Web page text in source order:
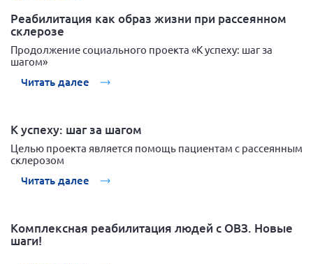
Реабилитация как образ жизни при рассеянном
склерозе
Продолжение социального проекта «К успеху: шаг за
шагом»
Читать далее
К успеху: шаг за шагом
Целью проекта является помощь пациентам с рассеянным
склерозом
Читать далее
Комплексная реабилитация людей с ОВЗ. Новые
шаги!